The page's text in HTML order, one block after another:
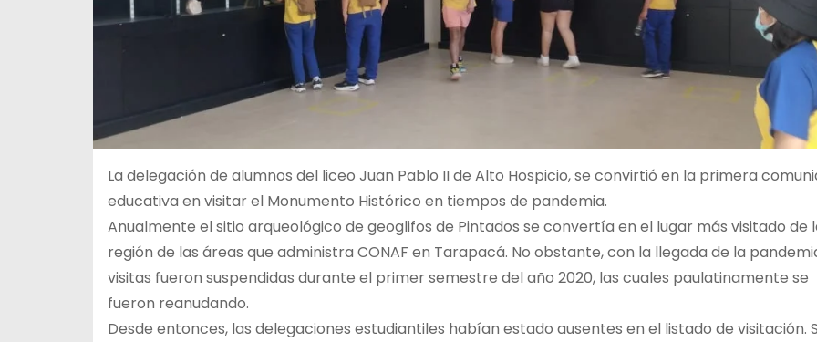
La delegación de alumnos del liceo Juan Pablo II de Alto Hospicio, se convirtió en la primera
educativa en visitar el Monumento Histórico en tiempos de pandemia.
Anualmente el sitio arqueológico de geoglifos de Pintados se convertía en el lugar más visitado de
región de las áreas que administra CONAF en Tarapacá. No obstante, con la llegada de la
visitas fueron suspendidas durante el primer semestre del año 2020, las cuales paulatinamente se
fueron reanudando.
Desde entonces, las delegaciones estudiantiles habían estado ausentes en el listado de visitación.